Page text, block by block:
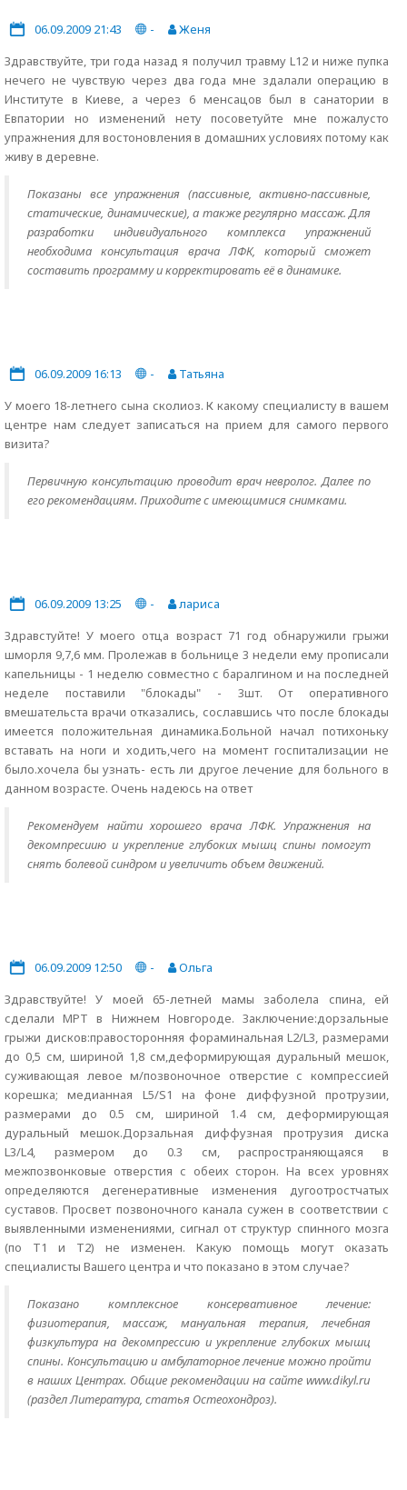
06.09.2009 21:43 -
Женя
Здравствуйте, три года назад я получил травму L12 и ниже пупка
нечего не чувствую через два года мне здалали операцию в
Институте в Киеве, а через 6 менсацов был в санатории в
Евпатории но изменений нету посоветуйте мне пожалусто
упражнения для востоновления в домашних условиях потому как
живу в деревне.
Показаны все упражнения (пассивные, активно-пассивные,
статические, динамические), а также регулярно массаж. Для
разработки индивидуального комплекса упражнений
необходима консультация врача ЛФК, который сможет
составить программу и корректировать её в динамике.
06.09.2009 16:13 -
Татьяна
У моего 18-летнего сына сколиоз. К какому специалисту в вашем
центре нам следует записаться на прием для самого первого
визита?
Первичную консультацию проводит врач невролог. Далее по
его рекомендациям. Приходите с имеющимися снимками.
06.09.2009 13:25 -
лариса
Здравстуйте! У моего отца возраст 71 год обнаружили грыжи
шморля 9,7,6 мм. Пролежав в больнице 3 недели ему прописали
капельницы - 1 неделю совместно с баралгином и на последней
неделе поставили "блокады" - 3шт. От оперативного
вмешательста врачи отказались, сославшись что после блокады
имеется положительная динамика.Больной начал потихоньку
вставать на ноги и ходить,чего на момент госпитализации не
было.хочела бы узнать- есть ли другое лечение для больного в
данном возрасте. Очень надеюсь на ответ
Рекомендуем найти хорошего врача ЛФК. Упражнения на
декомпресиию и укрепление глубоких мышц спины помогут
снять болевой синдром и увеличить объем движений.
06.09.2009 12:50 -
Ольга
Здравствуйте! У моей 65-летней мамы заболела спина, ей
сделали МРТ в Нижнем Новгороде. Заключение:дорзальные
грыжи дисков:правосторонняя фораминальная L2/L3, размерами
до 0,5 см, шириной 1,8 см,деформирующая дуральный мешок,
суживающая левое м/позвоночное отверстие с компрессией
корешка; медианная L5/S1 на фоне диффузной протрузии,
размерами до 0.5 см, шириной 1.4 см, деформирующая
дуральный мешок.Дорзальная диффузная протрузия диска
L3/L4, размером до 0.3 см, распространяющаяся в
межпозвонковые отверстия с обеих сторон. На всех уровнях
определяются дегенеративные изменения дугоотростчатых
суставов. Просвет позвоночного канала сужен в соответствии с
выявленными изменениями, сигнал от структур спинного мозга
(по Т1 и Т2) не изменен. Какую помощь могут оказать
специалисты Вашего центра и что показано в этом случае?
Показано комплексное консервативное лечение:
физиотерапия, массаж, мануальная терапия, лечебная
физкультура на декомпрессию и укрепление глубоких мышц
спины. Консультацию и амбулаторное лечение можно пройти
в наших Центрах. Общие рекомендации на сайте www.dikyl.ru
(раздел Литература, статья Остеохондроз).